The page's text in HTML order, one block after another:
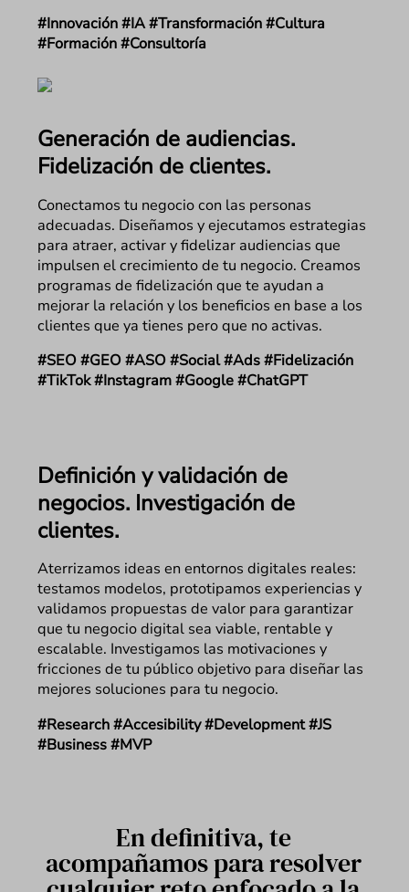
#Innovación #IA #Transformación #Cultura
#Formación #Consultoría
Generación de audiencias.
Fidelización de clientes.
Conectamos tu negocio con las personas
adecuadas. Diseñamos y ejecutamos estrategias
para atraer, activar y fidelizar audiencias que
impulsen el crecimiento de tu negocio. Creamos
programas de fidelización que te ayudan a
mejorar la relación y los beneficios en base a los
clientes que ya tienes pero que no activas.
#SEO #GEO #ASO #Social #Ads #Fidelización
#TikTok #Instagram #Google #ChatGPT
Definición y validación de
negocios. Investigación de
clientes.
Aterrizamos ideas en entornos digitales reales:
testamos modelos, prototipamos experiencias y
validamos propuestas de valor para garantizar
que tu negocio digital sea viable, rentable y
escalable. Investigamos las motivaciones y
fricciones de tu público objetivo para diseñar las
mejores soluciones para tu negocio.
#Research #Accesibility #Development #JS
#Business #MVP
En definitiva, te
acompañamos para resolver